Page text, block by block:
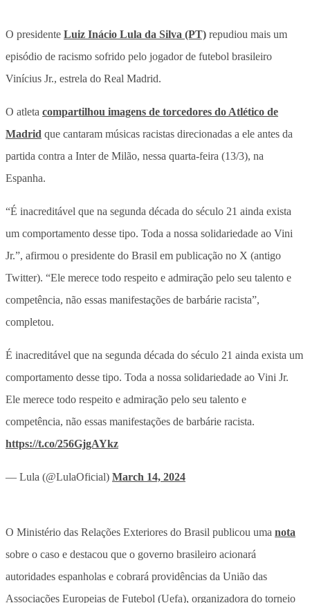
O presidente Luiz Inácio Lula da Silva (PT) repudiou mais um
episódio de racismo sofrido pelo jogador de futebol brasileiro
Vinícius Jr., estrela do Real Madrid.
O atleta compartilhou imagens de torcedores do Atlético de
Madrid que cantaram músicas racistas direcionadas a ele antes da
partida contra a Inter de Milão, nessa quarta-feira (13/3), na
Espanha.
“É inacreditável que na segunda década do século 21 ainda exista
um comportamento desse tipo. Toda a nossa solidariedade ao Vini
Jr.”, afirmou o presidente do Brasil em publicação no X (antigo
Twitter). “Ele merece todo respeito e admiração pelo seu talento e
competência, não essas manifestações de barbárie racista”,
completou.
É inacreditável que na segunda década do século 21 ainda exista um
comportamento desse tipo. Toda a nossa solidariedade ao Vini Jr.
Ele merece todo respeito e admiração pelo seu talento e
competência, não essas manifestações de barbárie racista.
https://t.co/256GjgAYkz
— Lula (@LulaOficial) March 14, 2024
O Ministério das Relações Exteriores do Brasil publicou uma nota
sobre o caso e destacou que o governo brasileiro acionará
autoridades espanholas e cobrará providências da União das
Associações Europeias de Futebol (Uefa), organizadora do torneio